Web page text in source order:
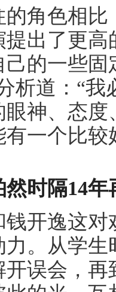
色相比
出了更
己的一些
析道：“
眼神、态
一个比较
然时隔14
逸这对
力。从学
误会，再